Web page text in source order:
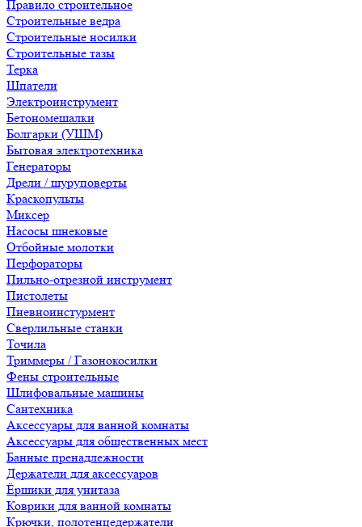
Правило строительное
Строительные ведра
Строительные носилки
Строительные тазы
Терка
Шпатели
Электроинструмент
Бетономешалки
Болгарки (УШМ)
Бытовая электротехника
Генераторы
Дрели / шуруповерты
Краскопульты
Миксер
Насосы шнековые
Отбойные молотки
Перфораторы
Пильно-отрезной инструмент
Пистолеты
Пневноинстурмент
Сверлильные станки
Точила
Триммеры / Газонокосилки
Фены строительные
Шлифовальные машины
Сантехника
Аксессуары для ванной комнаты
Аксессуары для общественных мест
Банные пренадлежности
Держатели для аксессуаров
Ёршики для унитаза
Коврики для ванной комнаты
Крючки, полотенцедержатели